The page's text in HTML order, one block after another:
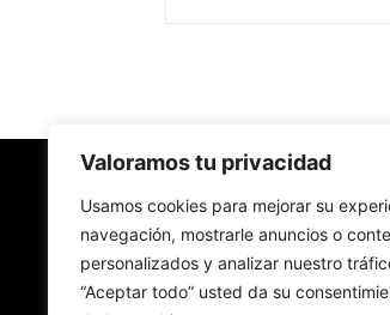
Valoramos tu privacidad
Usamos cookies para mejorar su
navegación, mostrarle anuncios o
personalizados y analizar nuestro
“Aceptar todo” usted da su
Redes
Una mirada alternativa sobre